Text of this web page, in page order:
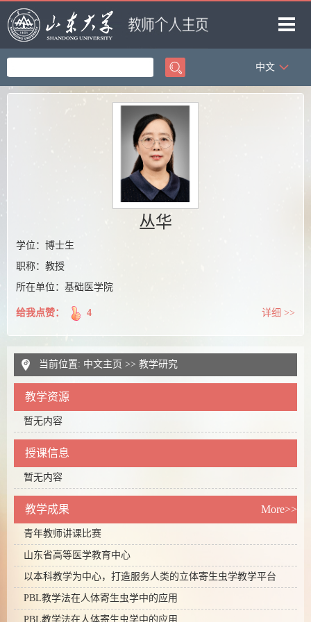
首页
中文
丛华
学位：博士生
职称：教授
所在单位：基础医学院
给我点赞： 4 详细 >>
当前位置: 中文主页 >> 教学研究
教学资源
暂无内容
授课信息
暂无内容
教学成果 More>>
青年教师讲课比赛
山东省高等医学教育中心
以本科教学为中心，打造服务人类的立体寄生虫学教学平台
PBL教学法在人体寄生虫学中的应用
PBL教学法在人体寄生虫学中的应用